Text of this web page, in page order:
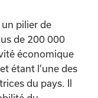
pilier de
de 200 000
économique
étant l’une des
du pays. Il